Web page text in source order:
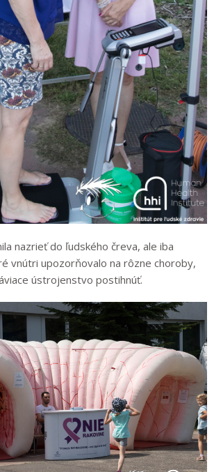
nazrieť do ľudského čreva, ale iba
vnútri upozorňovalo na rôzne choroby,
ústrojenstvo postihnúť.